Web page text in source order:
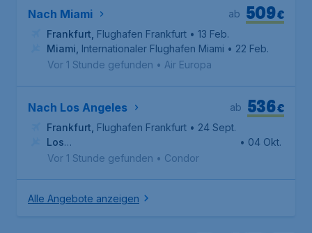
Nach Miami €
509
ab
Frankfurt Flughafen Frankfurt • 13 Feb.
Miami Internationaler Flughafen Miami • 22 Feb.
Vor 1 Stunde gefunden • Air Europa
Nach Los Angeles €
536
ab
Frankfurt Flughafen Frankfurt • 24 Sept.
Los
Angeles, Internationaler Flughafen Los Angeles
• 04 Okt.
Vor 1 Stunde gefunden • Condor
Alle Angebote anzeigen